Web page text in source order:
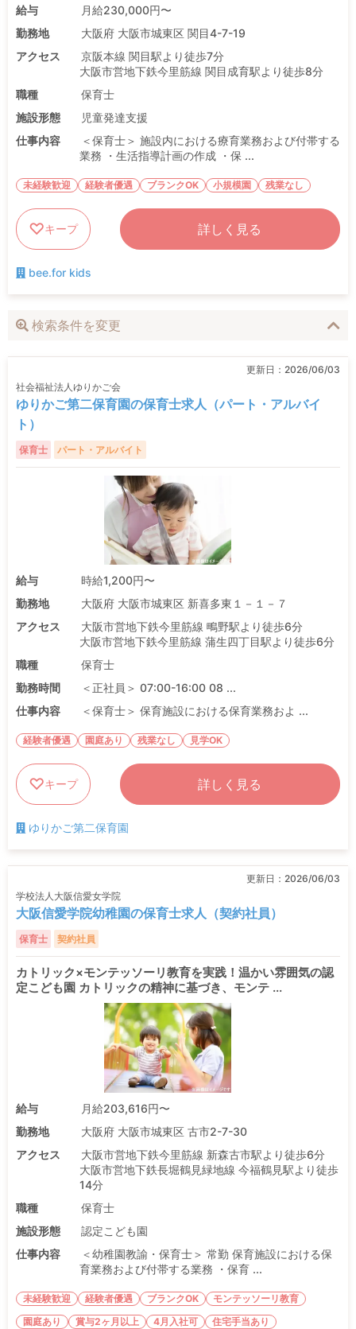
給与
月給230,000円〜
勤務地
大阪府 大阪市城東区 関目4-7-19
アクセス
京阪本線 関目駅より徒歩7分
大阪市営地下鉄今里筋線 関目成育駅より徒歩8分
職種
保育士
施設形態
児童発達支援
仕事内容
＜保育士＞ 施設内における療育業務および付帯する
業務 ・生活指導計画の作成 ・保 ...
未経験歓迎 経験者優遇 ブランクOK 小規模園 残業なし
キープ 詳しく見る
bee.for kids
検索条件を変更
更新日： 2026/06/03
社会福祉法人ゆりかご会
ゆりかご第二保育園の保育士求人（パート・アルバイ
ト）
保育士 パート・アルバイト
給与
時給1,200円〜
勤務地
大阪府 大阪市城東区 新喜多東１－１－７
アクセス
大阪市営地下鉄今里筋線 鴫野駅より徒歩6分
大阪市営地下鉄今里筋線 蒲生四丁目駅より徒歩6分
職種
保育士
勤務時間
＜正社員＞ 07:00-16:00 08 ...
仕事内容
＜保育士＞ 保育施設における保育業務およ ...
経験者優遇 園庭あり 残業なし 見学OK
キープ 詳しく見る
ゆりかご第二保育園
更新日： 2026/06/03
学校法人大阪信愛女学院
大阪信愛学院幼稚園の保育士求人（契約社員）
保育士 契約社員
カトリック×モンテッソーリ教育を実践！温かい雰囲気の認
定こども園 カトリックの精神に基づき、モンテ ...
給与
月給203,616円〜
勤務地
大阪府 大阪市城東区 古市2-7-30
アクセス
大阪市営地下鉄今里筋線 新森古市駅より徒歩6分
大阪市営地下鉄長堀鶴見緑地線 今福鶴見駅より徒歩
14分
職種
保育士
施設形態
認定こども園
仕事内容
＜幼稚園教諭・保育士＞ 常勤 保育施設における保
育業務および付帯する業務 ・保育 ...
未経験歓迎 経験者優遇 ブランクOK
モンテッソーリ教育
園庭あり
賞与2ヶ月以上 4月入社可 住宅手当あり